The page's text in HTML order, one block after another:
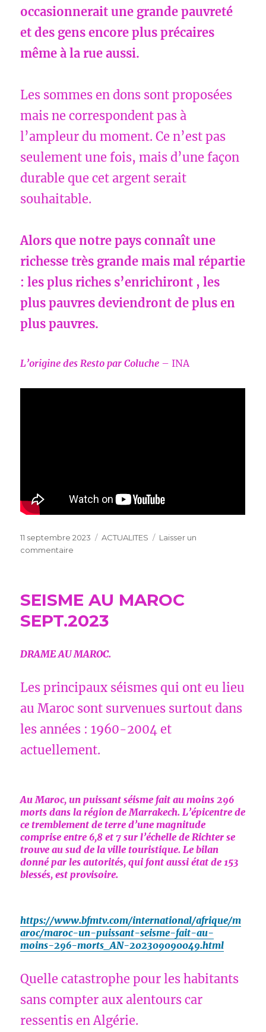
occasionnerait une grande pauvreté
et des gens encore plus précaires
même à la rue aussi.
Les sommes en dons sont proposées
mais ne correspondent pas à
l’ampleur du moment. Ce n’est pas
seulement une fois, mais d’une façon
durable que cet argent serait
souhaitable.
Alors que notre pays connaît une
richesse très grande mais mal répartie
: les plus riches s’enrichiront , les
plus pauvres deviendront de plus en
plus pauvres.
L’origine des Resto par Coluche – INA
Publié
le
11 septembre 2023 Catégories
ACTUALITES
Laisser un
commentaire
CŒUR
SEISME AU MAROC
SEPT.2023
DRAME AU MAROC.
Les principaux séismes qui ont eu lieu
au Maroc sont survenues surtout dans
les années : 1960-2004 et
actuellement.
Au Maroc, un puissant séisme fait au moins 296
morts dans la région de Marrakech. L’épicentre de
ce tremblement de terre d’une magnitude
comprise entre 6,8 et 7 sur l’échelle de Richter se
trouve au sud de la ville touristique. Le bilan
donné par les autorités, qui font aussi état de 153
blessés, est provisoire.
https://www.bfmtv.com/international/afrique/m
aroc/maroc-un-puissant-seisme-fait-au-
moins-296-morts_AN-202309090049.html
Quelle catastrophe pour les habitants
sans compter aux alentours car
ressentis en Algérie.